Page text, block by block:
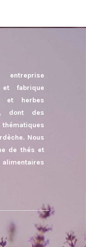
et fabrique
et herbes
dont des
Nous
de thés et